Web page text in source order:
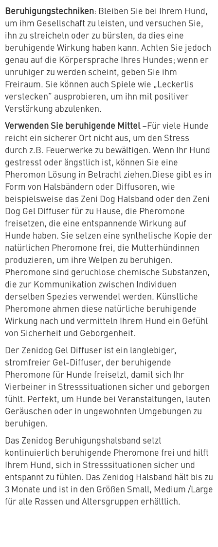
Beruhigungstechniken: Bleiben Sie bei Ihrem Hund,
um ihm Gesellschaft zu leisten, und versuchen Sie,
ihn zu streicheln oder zu bürsten, da dies eine
beruhigende Wirkung haben kann. Achten Sie jedoch
genau auf die Körpersprache Ihres Hundes; wenn er
unruhiger zu werden scheint, geben Sie ihm
Freiraum. Sie können auch Spiele wie „Leckerlis
verstecken” ausprobieren, um ihn mit positiver
Verstärkung abzulenken.
Verwenden Sie beruhigende Mittel–Für viele Hunde
reicht ein sicherer Ort nicht aus, um den Stress
durch z.B. Feuerwerke zu bewältigen. Wenn Ihr Hund
gestresst oder ängstlich ist, können Sie eine
Pheromon Lösung in Betracht ziehen.Diese gibt es in
Form von Halsbändern oder Diffusoren, wie
beispielsweise das Zeni Dog Halsband oder den Zeni
Dog Gel Diffuser für zu Hause, die Pheromone
freisetzen, die eine entspannende Wirkung auf
Hunde haben. Sie setzen eine synthetische Kopie der
natürlichen Pheromone frei, die Mutterhündinnen
produzieren, um ihre Welpen zu beruhigen.
Pheromone sind geruchlose chemische Substanzen,
die zur Kommunikation zwischen Individuen
derselben Spezies verwendet werden. Künstliche
Pheromone ahmen diese natürliche beruhigende
Wirkung nach und vermitteln Ihrem Hund ein Gefühl
von Sicherheit und Geborgenheit.
Der Zenidog Gel Diffuser ist ein langlebiger,
stromfreier Gel-Diffuser, der beruhigende
Pheromone für Hunde freisetzt, damit sich Ihr
Vierbeiner in Stresssituationen sicher und geborgen
fühlt. Perfekt, um Hunde bei Veranstaltungen, lauten
Geräuschen oder in ungewohnten Umgebungen zu
beruhigen.
Das Zenidog Beruhigungshalsband setzt
kontinuierlich beruhigende Pheromone frei und hilft
Ihrem Hund, sich in Stresssituationen sicher und
entspannt zu fühlen. Das Zenidog Halsband hält bis zu
3 Monate und ist in den Größen Small, Medium /Large
für alle Rassen und Altersgruppen erhältlich.